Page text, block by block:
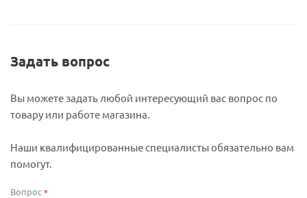
Задать вопрос
Вы можете задать любой интересующий вас вопрос по
товару или работе магазина.
Наши квалифицированные специалисты обязательно вам
помогут.
Вопрос*